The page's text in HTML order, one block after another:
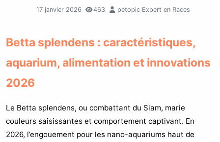
17 janvier 2026 463 petopic Expert en Races
Betta splendens : caractéristiques,
aquarium, alimentation et innovations
2026
Le Betta splendens, ou combattant du Siam, marie
couleurs saisissantes et comportement captivant. En
2026, l’engouement pour les nano-aquariums haut de